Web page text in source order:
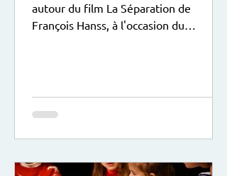
autour du film La Séparation de
François Hanss, à l'occasion du
didactique du Patronage Laïque Jules